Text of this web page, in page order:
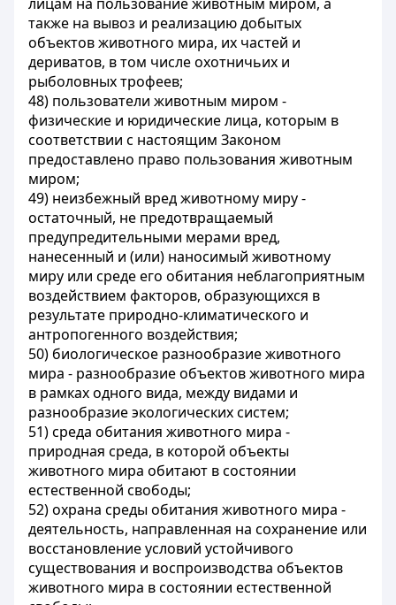
также на вывоз и реализацию добытых
объектов животного мира, их частей и
дериватов, в том числе охотничьих и
рыболовных трофеев;
48) пользователи животным миром -
физические и юридические лица, которым в
соответствии с настоящим Законом
предоставлено право пользования животным
миром;
49) неизбежный вред животному миру -
остаточный, не предотвращаемый
предупредительными мерами вред,
нанесенный и (или) наносимый животному
миру или среде его обитания неблагоприятным
воздействием факторов, образующихся в
результате природно-климатического и
антропогенного воздействия;
50) биологическое разнообразие животного
мира - разнообразие объектов животного мира
в рамках одного вида, между видами и
разнообразие экологических систем;
51) среда обитания животного мира -
природная среда, в которой объекты
животного мира обитают в состоянии
естественной свободы;
52) охрана среды обитания животного мира -
деятельность, направленная на сохранение или
восстановление условий устойчивого
существования и воспроизводства объектов
животного мира в состоянии естественной